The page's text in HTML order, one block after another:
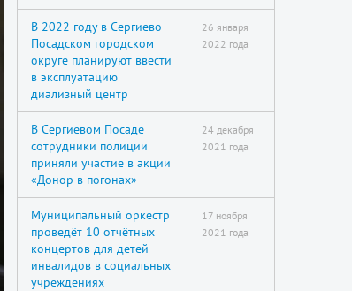
В 2022 году в Сергиево-
Посадском городском
округе планируют ввести
в эксплуатацию
диализный центр
26 января
2022 года
В Сергиевом Посаде
сотрудники полиции
приняли участие в акции
«Донор в погонах»
24 декабря
2021 года
Муниципальный оркестр
проведёт 10 отчётных
концертов для детей-
инвалидов в социальных
учреждениях
17 ноября
2021 года